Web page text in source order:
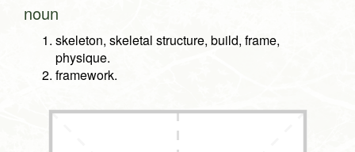
noun
skeleton, skeletal structure, build, frame,
physique.
framework.